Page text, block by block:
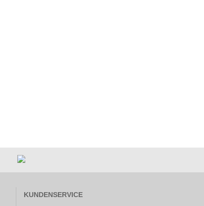
KUNDENSERVICE